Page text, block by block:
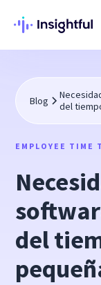
Blog
del
EMPLOYEE TIME
del